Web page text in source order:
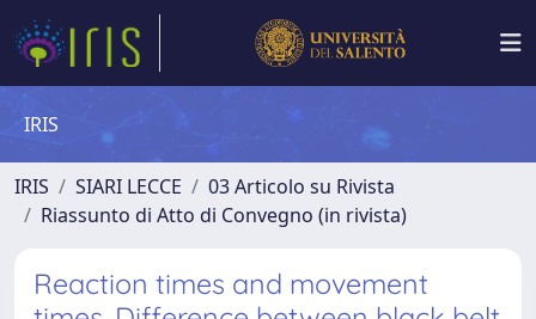
IRIS
IRIS SIARI LECCE
03 Articolo su Rivista
Riassunto di Atto di Convegno (in rivista)
Reaction times and movement